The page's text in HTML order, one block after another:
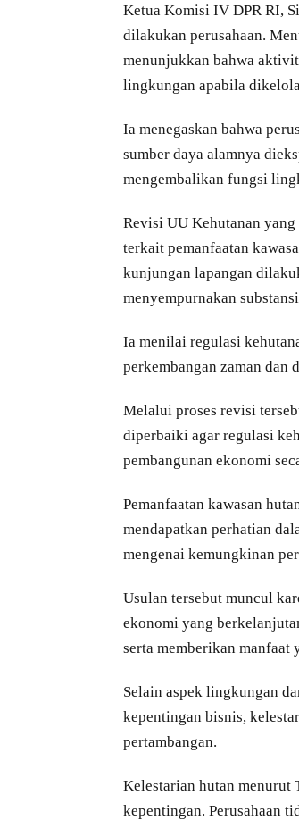
Ketua Komisi IV DPR RI,
dilakukan perusahaan.
menunjukkan bahwa
lingkungan apabila
Ia menegaskan bahwa
sumber daya alamnya
mengembalikan fungsi
Revisi UU Kehutanan
terkait pemanfaatan
kunjungan lapangan
menyempurnakan
Ia menilai regulasi
perkembangan zaman dan
Melalui proses revisi
diperbaiki agar regulasi
pembangunan ekonomi
Pemanfaatan kawasan
mendapatkan perhatian
mengenai kemungkinan
Usulan tersebut muncul
ekonomi yang
serta memberikan manfaat
Selain aspek lingkungan
kepentingan bisnis,
pertambangan.
Kelestarian hutan menurut
kepentingan. Perusahaan